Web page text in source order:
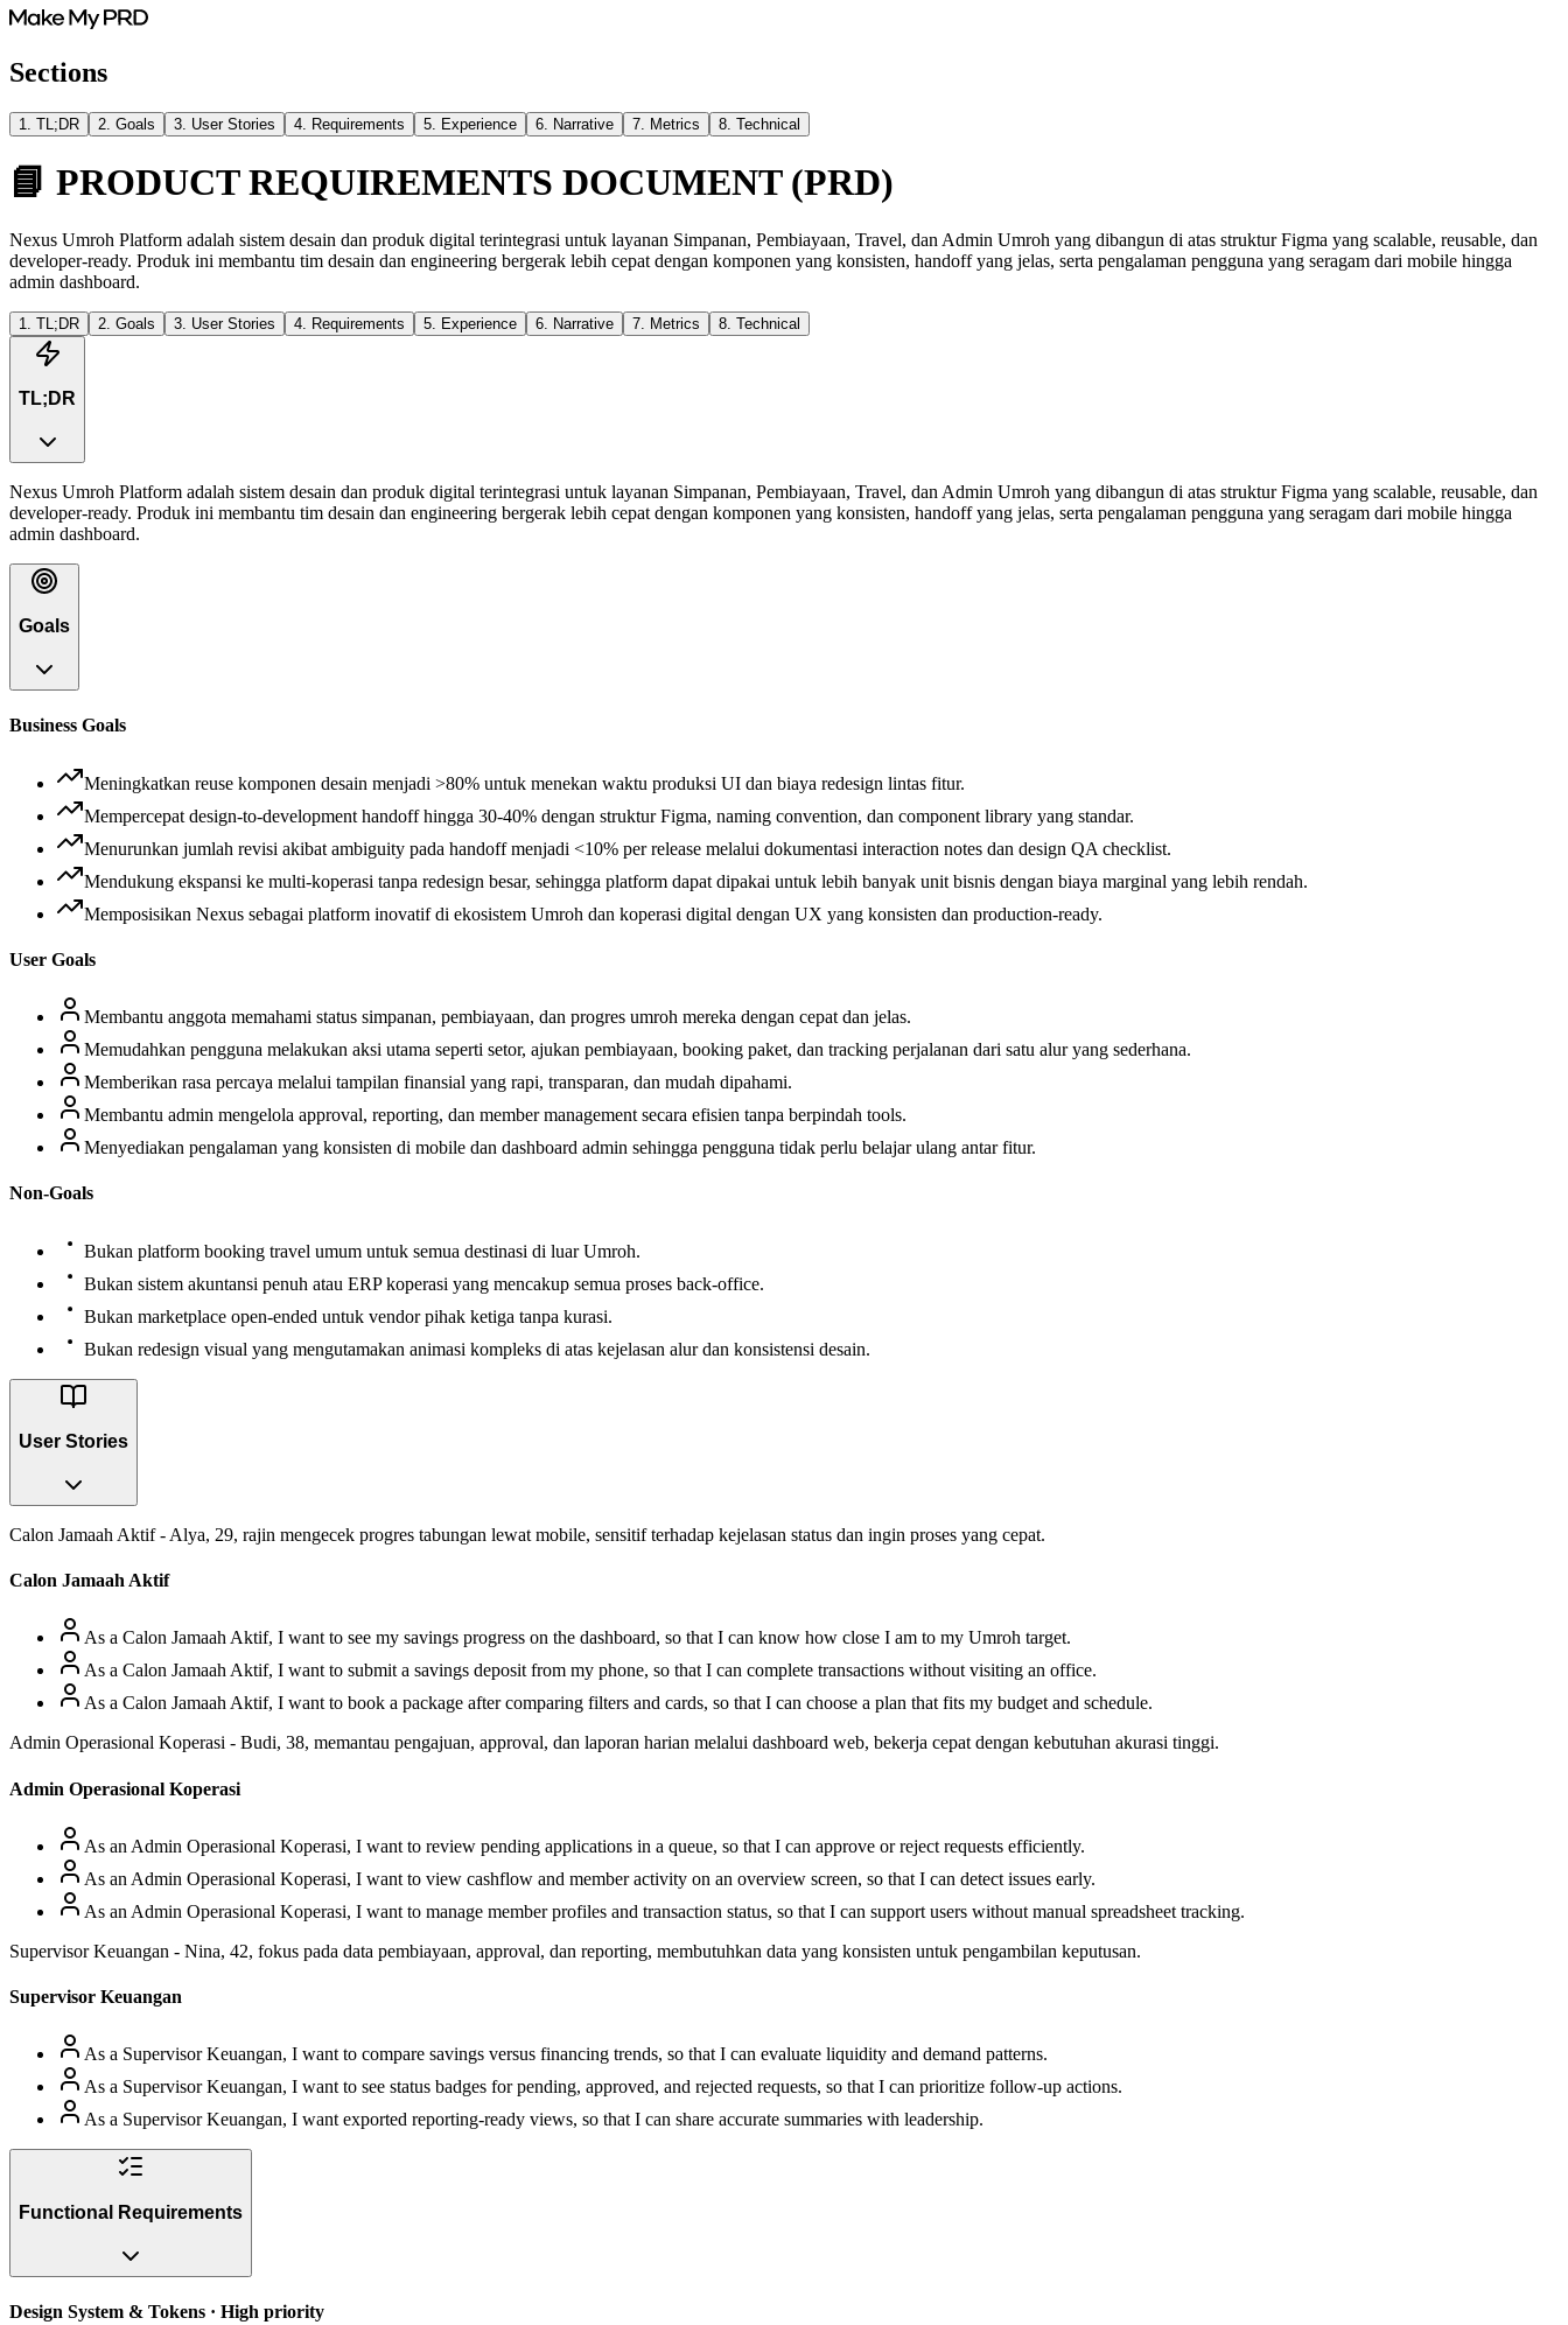
Sections
1 TL;DR 2 Goals 3 User Stories 4 Requirements 5 Experience 6 Narrative 7 Metrics 8 Technical
📘 PRODUCT REQUIREMENTS DOCUMENT (PRD)
Nexus Umroh Platform adalah sistem desain dan produk digital terintegrasi untuk layanan Simpanan, Pembiayaan, Travel, dan Admin Umroh yang dibangun di atas struktur Figma yang scalable, reusable, dan
developer-ready. Produk ini membantu tim desain dan engineering bergerak lebih cepat dengan komponen yang konsisten, handoff yang jelas, serta pengalaman pengguna yang seragam dari mobile hingga
admin dashboard.
1 TL;DR 2 Goals 3 User Stories 4 Requirements 5 Experience 6 Narrative 7 Metrics 8 Technical
TL;DR
Nexus Umroh Platform adalah sistem desain dan produk digital terintegrasi untuk layanan Simpanan, Pembiayaan, Travel, dan Admin Umroh yang dibangun di atas struktur Figma yang scalable, reusable, dan
developer-ready. Produk ini membantu tim desain dan engineering bergerak lebih cepat dengan komponen yang konsisten, handoff yang jelas, serta pengalaman pengguna yang seragam dari mobile hingga
admin dashboard.
Goals
Business Goals
Meningkatkan reuse komponen desain menjadi >80% untuk menekan waktu produksi UI dan biaya redesign lintas fitur.
Mempercepat design-to-development handoff hingga 30-40% dengan struktur Figma, naming convention, dan component library yang standar.
Menurunkan jumlah revisi akibat ambiguity pada handoff menjadi <10% per release melalui dokumentasi interaction notes dan design QA checklist.
Mendukung ekspansi ke multi-koperasi tanpa redesign besar, sehingga platform dapat dipakai untuk lebih banyak unit bisnis dengan biaya marginal yang lebih rendah.
Memposisikan Nexus sebagai platform inovatif di ekosistem Umroh dan koperasi digital dengan UX yang konsisten dan production-ready.
User Goals
Membantu anggota memahami status simpanan, pembiayaan, dan progres umroh mereka dengan cepat dan jelas.
Memudahkan pengguna melakukan aksi utama seperti setor, ajukan pembiayaan, booking paket, dan tracking perjalanan dari satu alur yang sederhana.
Memberikan rasa percaya melalui tampilan finansial yang rapi, transparan, dan mudah dipahami.
Membantu admin mengelola approval, reporting, dan member management secara efisien tanpa berpindah tools.
Menyediakan pengalaman yang konsisten di mobile dan dashboard admin sehingga pengguna tidak perlu belajar ulang antar fitur.
Non-Goals
Bukan platform booking travel umum untuk semua destinasi di luar Umroh.
Bukan sistem akuntansi penuh atau ERP koperasi yang mencakup semua proses back-office.
Bukan marketplace open-ended untuk vendor pihak ketiga tanpa kurasi.
Bukan redesign visual yang mengutamakan animasi kompleks di atas kejelasan alur dan konsistensi desain.
User Stories
Calon Jamaah Aktif - Alya, 29, rajin mengecek progres tabungan lewat mobile, sensitif terhadap kejelasan status dan ingin proses yang cepat.
Calon Jamaah Aktif
As a Calon Jamaah Aktif, I want to see my savings progress on the dashboard, so that I can know how close I am to my Umroh target.
As a Calon Jamaah Aktif, I want to submit a savings deposit from my phone, so that I can complete transactions without visiting an office.
As a Calon Jamaah Aktif, I want to book a package after comparing filters and cards, so that I can choose a plan that fits my budget and schedule.
Admin Operasional Koperasi - Budi, 38, memantau pengajuan, approval, dan laporan harian melalui dashboard web, bekerja cepat dengan kebutuhan akurasi tinggi.
Admin Operasional Koperasi
As an Admin Operasional Koperasi, I want to review pending applications in a queue, so that I can approve or reject requests efficiently.
As an Admin Operasional Koperasi, I want to view cashflow and member activity on an overview screen, so that I can detect issues early.
As an Admin Operasional Koperasi, I want to manage member profiles and transaction status, so that I can support users without manual spreadsheet tracking.
Supervisor Keuangan - Nina, 42, fokus pada data pembiayaan, approval, dan reporting, membutuhkan data yang konsisten untuk pengambilan keputusan.
Supervisor Keuangan
As a Supervisor Keuangan, I want to compare savings versus financing trends, so that I can evaluate liquidity and demand patterns.
As a Supervisor Keuangan, I want to see status badges for pending, approved, and rejected requests, so that I can prioritize follow-up actions.
As a Supervisor Keuangan, I want exported reporting-ready views, so that I can share accurate summaries with leadership.
Functional Requirements
Design System & Tokens · High priority